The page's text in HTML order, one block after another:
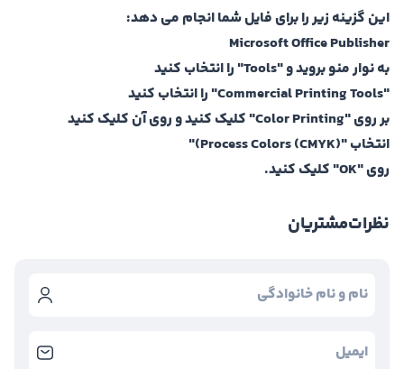
این گزینه زیر را برای فایل شما انجام می دهد:
Microsoft Office Publisher
به نوار منو بروید و "Tools" را انتخاب کنید
"Commercial Printing Tools" را انتخاب کنید
بر روی "Color Printing" کلیک کنید و روی آن کلیک کنید
انتخاب "Process Colors (CMYK))"
روی "OK" کلیک کنید.
نظراتمشتریان